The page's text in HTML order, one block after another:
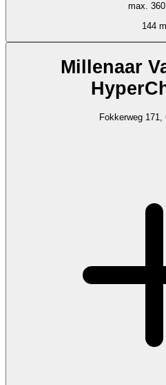
max.
144 m
Millenaar
Fokkerweg 171,